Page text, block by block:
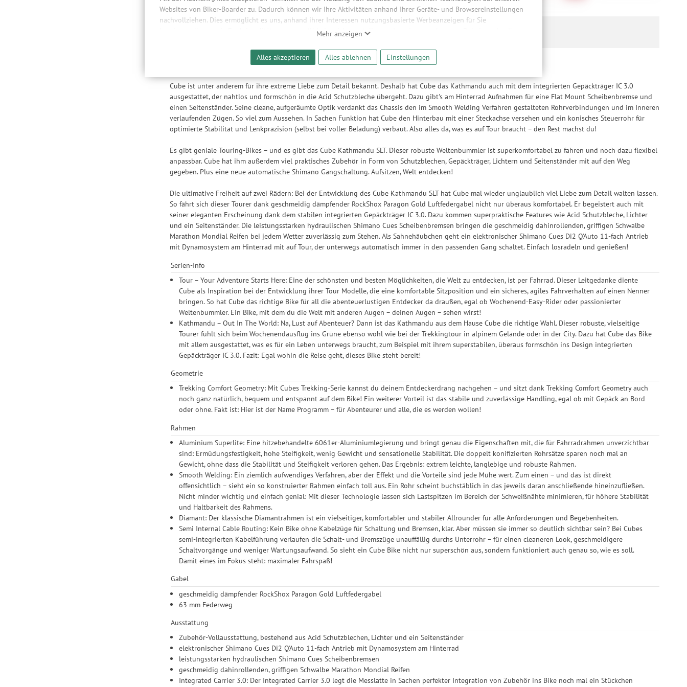
Websites von Biker-Boarder zu. Dadurch können wir Ihre Aktivitäten anhand Ihrer Geräte- und Browsereinstellungen
nachvollziehen. Dies ermöglicht es uns, anhand ihrer Interessen nutzungsbasierte Werbeanzeigen für Sie
bereitzustellen sowie Funktionalitäten unserer Website sicherzustellen und stetig zu verbessern. Dabei werden Ihre
Daten auch an Drittanbieter und Werbepartner weitergegeben. Die Verarbeitung erfolgt ausschließlich zum Zwecke
der Einbindung von Streaming-Inhalten und der Durchführung von statistischer Analyse, Reichweitenmessungen,
Produktempfehlungen und nutzungsbasierter Werbung. Informationen zu den einzelnen Funktionen, den
Nutzung unserer Website nicht erforderlich und gilt, bis sie widerrufen wird. Sie können Ihre Einwilligung unter
Einstellungen lediglich für bestimmte Drittanbieter erteilen und jederzeit für die Zukunft widerrufen.
Mehr anzeigen
Alles akzeptieren Alles ablehnen Einstellungen
Kathmandu – Out In The World
Cube ist unter anderem für ihre extreme Liebe zum Detail bekannt. Deshalb hat Cube das Kathmandu auch mit dem integrierten Gepäckträger IC 3.0
ausgestattet, der nahtlos und formschön in die Acid Schutzbleche übergeht. Dazu gibt's am Hinterrad Aufnahmen für eine Flat Mount Scheibenbremse und
einen Seitenständer. Seine cleane, aufgeräumte Optik verdankt das Chassis den im Smooth Welding Verfahren gestalteten Rohrverbindungen und im Inneren
verlaufenden Zügen. So viel zum Aussehen. In Sachen Funktion hat Cube den Hinterbau mit einer Steckachse versehen und ein konisches Steuerrohr für
optimierte Stabilität und Lenkpräzision (selbst bei voller Beladung) verbaut. Also alles da, was es auf Tour braucht – den Rest machst du!
Es gibt geniale Touring-Bikes – und es gibt das Cube Kathmandu SLT. Dieser robuste Weltenbummler ist superkomfortabel zu fahren und noch dazu flexibel
anpassbar. Cube hat ihm außerdem viel praktisches Zubehör in Form von Schutzblechen, Gepäckträger, Lichtern und Seitenständer mit auf den Weg
gegeben. Plus eine neue automatische Shimano Gangschaltung. Aufsitzen, Welt entdecken!
Die ultimative Freiheit auf zwei Rädern: Bei der Entwicklung des Cube Kathmandu SLT hat Cube mal wieder unglaublich viel Liebe zum Detail walten lassen.
So fährt sich dieser Tourer dank geschmeidig dämpfender RockShox Paragon Gold Luftfedergabel nicht nur überaus komfortabel. Er begeistert auch mit
seiner eleganten Erscheinung dank dem stabilen integrierten Gepäckträger IC 3.0. Dazu kommen superpraktische Features wie Acid Schutzbleche, Lichter
und ein Seitenständer. Die leistungsstarken hydraulischen Shimano Cues Scheibenbremsen bringen die geschmeidig dahinrollenden, griffigen Schwalbe
Marathon Mondial Reifen bei jedem Wetter zuverlässig zum Stehen. Als Sahnehäubchen geht ein elektronischer Shimano Cues Di2 Q'Auto 11-fach Antrieb
mit Dynamosystem am Hinterrad mit auf Tour, der unterwegs automatisch immer in den passenden Gang schaltet. Einfach losradeln und genießen!
Serien-Info
Tour – Your Adventure Starts Here: Eine der schönsten und besten Möglichkeiten, die Welt zu entdecken, ist per Fahrrad. Dieser Leitgedanke diente
Cube als Inspiration bei der Entwicklung ihrer Tour Modelle, die eine komfortable Sitzposition und ein sicheres, agiles Fahrverhalten auf einen Nenner
bringen. So hat Cube das richtige Bike für all die abenteuerlustigen Entdecker da draußen, egal ob Wochenend-Easy-Rider oder passionierter
Weltenbummler. Ein Bike, mit dem du die Welt mit anderen Augen – deinen Augen – sehen wirst!
Kathmandu – Out In The World: Na, Lust auf Abenteuer? Dann ist das Kathmandu aus dem Hause Cube die richtige Wahl. Dieser robuste, vielseitige
Tourer fühlt sich beim Wochenendausflug ins Grüne ebenso wohl wie bei der Trekkingtour in alpinem Gelände oder in der City. Dazu hat Cube das Bike
mit allem ausgestattet, was es für ein Leben unterwegs braucht, zum Beispiel mit ihrem superstabilen, überaus formschön ins Design integrierten
Gepäckträger IC 3.0. Fazit: Egal wohin die Reise geht, dieses Bike steht bereit!
Geometrie
Trekking Comfort Geometry: Mit Cubes Trekking-Serie kannst du deinem Entdeckerdrang nachgehen – und sitzt dank Trekking Comfort Geometry auch
noch ganz natürlich, bequem und entspannt auf dem Bike! Ein weiterer Vorteil ist das stabile und zuverlässige Handling, egal ob mit Gepäck an Bord
oder ohne. Fakt ist: Hier ist der Name Programm – für Abenteurer und alle, die es werden wollen!
Rahmen
Aluminium Superlite: Eine hitzebehandelte 6061er-Aluminiumlegierung und bringt genau die Eigenschaften mit, die für Fahrradrahmen unverzichtbar
sind: Ermüdungsfestigkeit, hohe Steifigkeit, wenig Gewicht und sensationelle Stabilität. Die doppelt konifizierten Rohrsätze sparen noch mal an
Gewicht, ohne dass die Stabilität und Steifigkeit verloren gehen. Das Ergebnis: extrem leichte, langlebige und robuste Rahmen.
Smooth Welding: Ein ziemlich aufwendiges Verfahren, aber der Effekt und die Vorteile sind jede Mühe wert. Zum einen – und das ist direkt
offensichtlich – sieht ein so konstruierter Rahmen einfach toll aus. Ein Rohr scheint buchstäblich in das jeweils daran anschließende hineinzufließen.
Nicht minder wichtig und einfach genial: Mit dieser Technologie lassen sich Lastspitzen im Bereich der Schweißnähte minimieren, für höhere Stabilität
und Haltbarkeit des Rahmens.
Diamant: Der klassische Diamantrahmen ist ein vielseitiger, komfortabler und stabiler Allrounder für alle Anforderungen und Begebenheiten.
Semi Internal Cable Routing: Kein Bike ohne Kabelzüge für Schaltung und Bremsen, klar. Aber müssen sie immer so deutlich sichtbar sein? Bei Cubes
semi-integrierten Kabelführung verlaufen die Schalt- und Bremszüge unauffällig durchs Unterrohr – für einen cleaneren Look, geschmeidigere
Schaltvorgänge und weniger Wartungsaufwand. So sieht ein Cube Bike nicht nur superschön aus, sondern funktioniert auch genau so, wie es soll.
Damit eines im Fokus steht: maximaler Fahrspaß!
Gabel
geschmeidig dämpfender RockShox Paragon Gold Luftfedergabel
63 mm Federweg
Ausstattung
Zubehör-Vollausstattung, bestehend aus Acid Schutzblechen, Lichter und ein Seitenständer
elektronischer Shimano Cues Di2 Q'Auto 11-fach Antrieb mit Dynamosystem am Hinterrad
leistungsstarken hydraulischen Shimano Cues Scheibenbremsen
geschmeidig dahinrollenden, griffigen Schwalbe Marathon Mondial Reifen
Integrated Carrier 3.0: Der Integrated Carrier 3.0 legt die Messlatte in Sachen perfekter Integration von Zubehör ins Bike noch mal ein Stückchen